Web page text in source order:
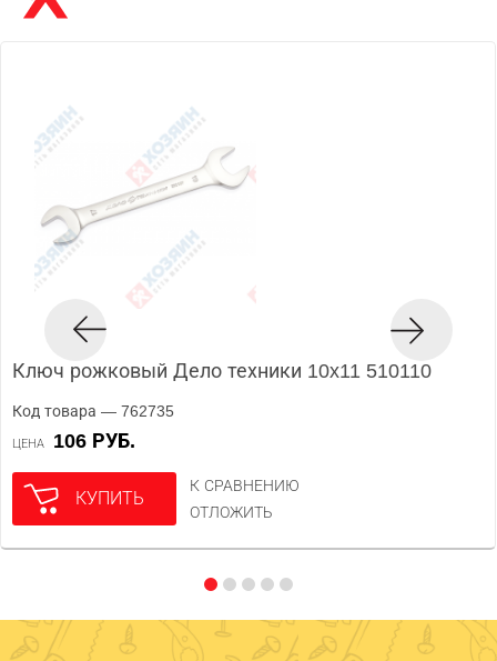
Ключ рожковый Дело техники 10x11 510110
Код товара — 762735
ЦЕНА 106 РУБ.
КУПИТЬ
К СРАВНЕНИЮ
ОТЛОЖИТЬ